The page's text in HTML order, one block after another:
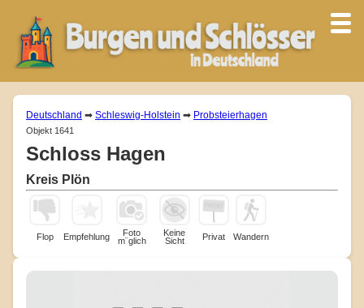
Deutschland ➡ Schleswig-Holstein ➡ Probsteierhagen
Objekt 1641
Schloss Hagen
Kreis Plön
Flop Empfehlung
Foto
m¨glich
Keine
Sicht
Privat Wandern